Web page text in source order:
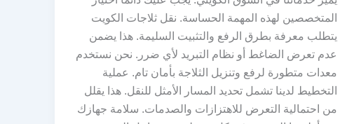
المتخصصين لهذه المهمة الحساسة. نقل ثلاجات الكويت
يتطلب معرفة بطرق الرفع والتثبيت السليمة. هذا يضمن
عدم تعرض الضاغط أو نظام التبريد لأي ضرر. نحن نستخدم
معدات متطورة لرفع وتنزيل الثلاجة بأمان تام. عملية
التخطيط لدينا تشمل تحديد المسار الأمثل للنقل. هذا يقلل
من احتمالية التعرض للاهتزازات والصدمات. سلامة جهازك